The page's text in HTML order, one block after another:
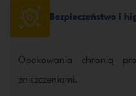
Bezpieczeństwo i
Opakowania chronią
zniszczeniami.